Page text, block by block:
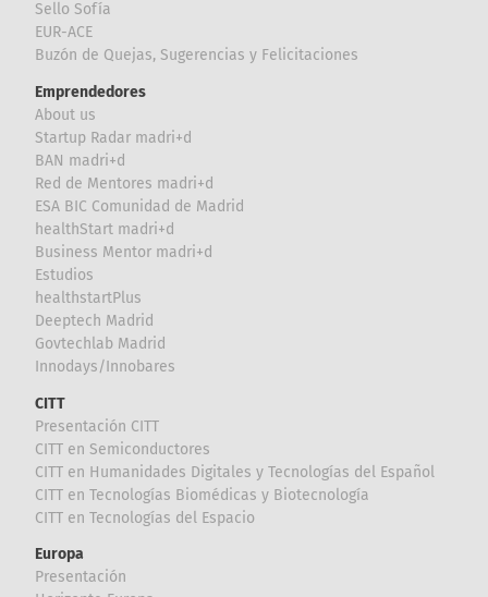
Sello Sofía
EUR-ACE
Buzón de Quejas, Sugerencias y Felicitaciones
Emprendedores
About us
Startup Radar madri+d
BAN madri+d
Red de Mentores madri+d
ESA BIC Comunidad de Madrid
healthStart madri+d
Business Mentor madri+d
Estudios
healthstartPlus
Deeptech Madrid
Govtechlab Madrid
Innodays/Innobares
CITT
Presentación CITT
CITT en Semiconductores
CITT en Humanidades Digitales y Tecnologías del Español
CITT en Tecnologías Biomédicas y Biotecnología
CITT en Tecnologías del Espacio
Europa
Presentación